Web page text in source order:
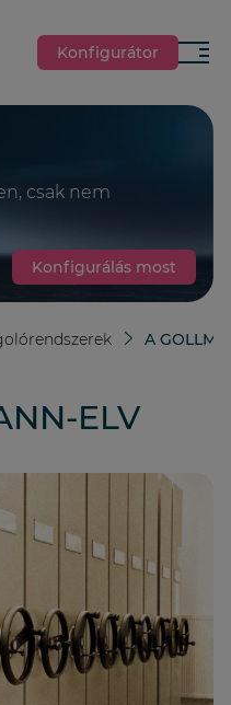
Konfigurátor
Menü
csak nem
Konfigurálás most
A
ELV